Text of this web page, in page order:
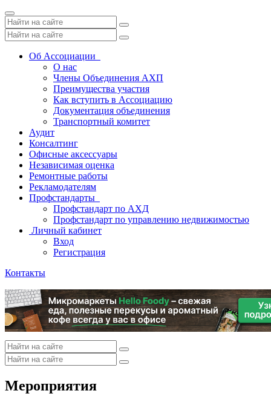
Toggle
navigation
Об Ассоциации
О нас
Члены Объединения АХП
Преимущества участия
Как вступить в Ассоциацию
Документация объединения
Транспортный комитет
Аудит
Консалтинг
Офисные аксессуары
Независимая оценка
Ремонтные работы
Рекламодателям
Профстандарты
Профстандарт по АХД
Профстандарт по управлению недвижимостью
Личный кабинет
Вход
Регистрация
Контакты
Мероприятия